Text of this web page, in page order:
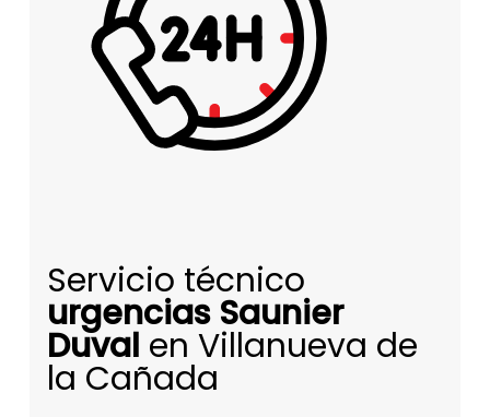
Servicio técnico
urgencias Saunier
Duval en Villanueva de
la Cañada